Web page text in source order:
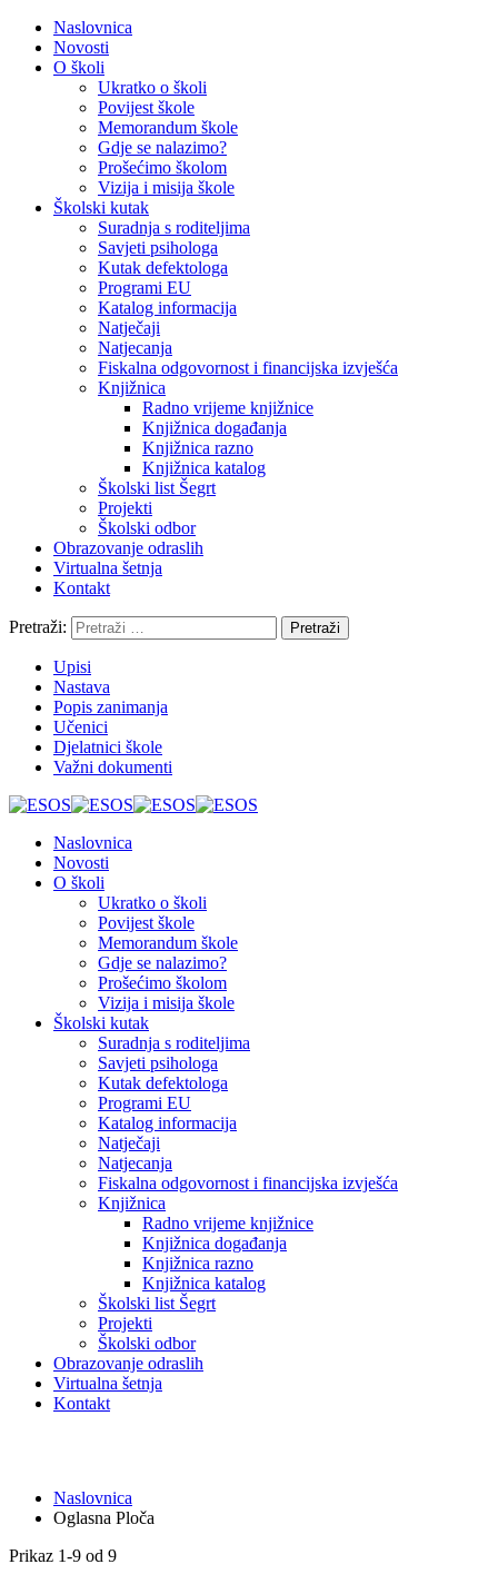
Naslovnica
Novosti
O školi
Ukratko o školi
Povijest škole
Memorandum škole
Gdje se nalazimo?
Prošećimo školom
Vizija i misija škole
Školski kutak
Suradnja s roditeljima
Savjeti psihologa
Kutak defektologa
Programi EU
Katalog informacija
Natječaji
Natjecanja
Fiskalna odgovornost i financijska izvješća
Knjižnica
Radno vrijeme knjižnice
Knjižnica događanja
Knjižnica razno
Knjižnica katalog
Školski list Šegrt
Projekti
Školski odbor
Obrazovanje odraslih
Virtualna šetnja
Kontakt
Pretraži:
Upisi
Nastava
Popis zanimanja
Učenici
Djelatnici škole
Važni dokumenti
Naslovnica
Novosti
O školi
Ukratko o školi
Povijest škole
Memorandum škole
Gdje se nalazimo?
Prošećimo školom
Vizija i misija škole
Školski kutak
Suradnja s roditeljima
Savjeti psihologa
Kutak defektologa
Programi EU
Katalog informacija
Natječaji
Natjecanja
Fiskalna odgovornost i financijska izvješća
Knjižnica
Radno vrijeme knjižnice
Knjižnica događanja
Knjižnica razno
Knjižnica katalog
Školski list Šegrt
Projekti
Školski odbor
Obrazovanje odraslih
Virtualna šetnja
Kontakt
Naslovnica
Oglasna Ploča
Prikaz 1-9 od 9